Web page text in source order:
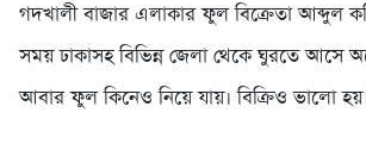
গদখালী বাজার এলাকার ফুল বিক্রেতা আব্দুল
সময় ঢাকাসহ বিভিন্ন জেলা থেকে ঘুরতে আসে
আবার ফুল কিনেও নিয়ে যায়। বিক্রিও ভালো